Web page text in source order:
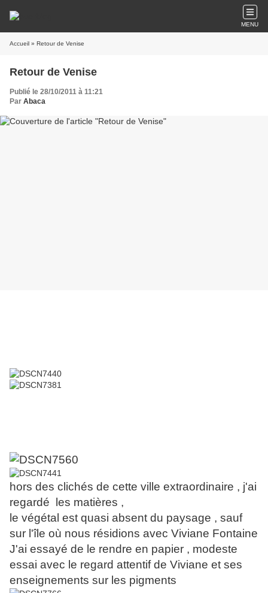
MENU
Accueil » Retour de Venise
Retour de Venise
Publié le 28/10/2011 à 11:21
Par Abaca
hors des clichés de cette ville extraordinaire , j'ai
regardé les matières ,
le végétal est quasi absent du paysage , sauf
sur l'île où nous résidions avec Viviane Fontaine
J'ai essayé de le rendre en papier , modeste
essai avec le regard attentif de Viviane et ses
enseignements sur les pigments